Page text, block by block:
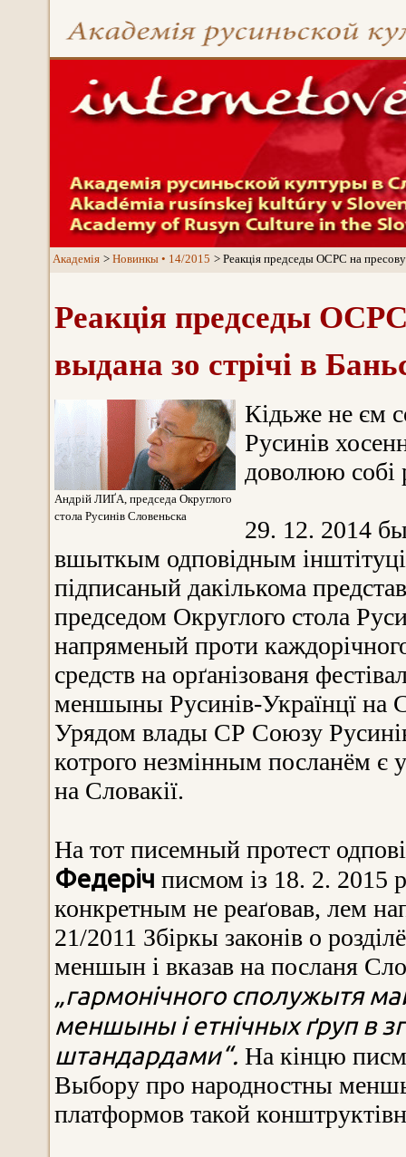
Aкадемія Новинкы • 14/2015 Реакція председы ОСРС на пресову
Реакція председы
выдана зо стрічі в
Андрій ЛИҐА, председа Округлого
стола Русинів Словеньска
Кідьже не єм
Русинів
доволюю собі
29. 12. 2014
вшыткым одповідным
підписаный дакількома
председом Округлого стола
напряменый проти
средств на орґанізованя
меншыны Русинів-Українцї на
Урядом влады СР Союзу
котрого незмінным посланём є
на Словакії.
На тот писемный протест
Федеріч писмом із 18. 2. 2015
конкретным не реаґовав, лем
21/2011 Збіркы законів о
меншын і вказав на посланя
„гармонічного сполужытя
меншыны і етнічных ґруп в
штандардами“. На кінцю
Выбору про народностны
платформов такой